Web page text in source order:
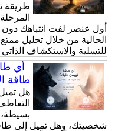
طريقة
أول عنصر لفت انتباهك
الحالية من خلال تحليل
للتسلية والاستكشاف
أي
طاقة
هل
شخصيتك، وهل تميل إلى طاقة